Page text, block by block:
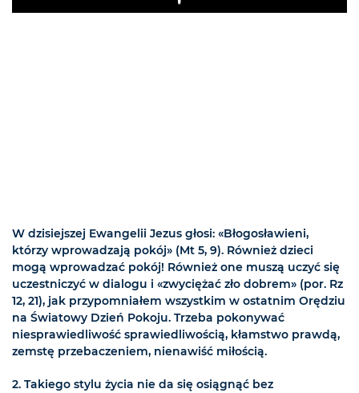
Play
W dzisiejszej Ewangelii Jezus głosi: «Błogosławieni,
którzy wprowadzają pokój» (Mt 5, 9). Również dzieci
mogą wprowadzać pokój! Również one muszą uczyć się
uczestniczyć w dialogu i «zwyciężać zło dobrem» (por. Rz
12, 21), jak przypomniałem wszystkim w ostatnim Orędziu
na Światowy Dzień Pokoju. Trzeba pokonywać
niesprawiedliwość sprawiedliwością, kłamstwo prawdą,
zemstę przebaczeniem, nienawiść miłością.
2. Takiego stylu życia nie da się osiągnąć bez